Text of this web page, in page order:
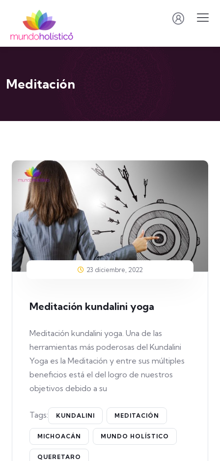
Meditación
23 diciembre, 2022
Meditación kundalini yoga
Meditación kundalini yoga. Una de las
herramientas más poderosas del Kundalini
Yoga es la Meditación y entre sus múltiples
beneficios está el del logro de nuestros
objetivos debido a su
Tags: KUNDALINI MEDITACIÓN
MICHOACÁN MUNDO HOLÍSTICO
QUERETARO